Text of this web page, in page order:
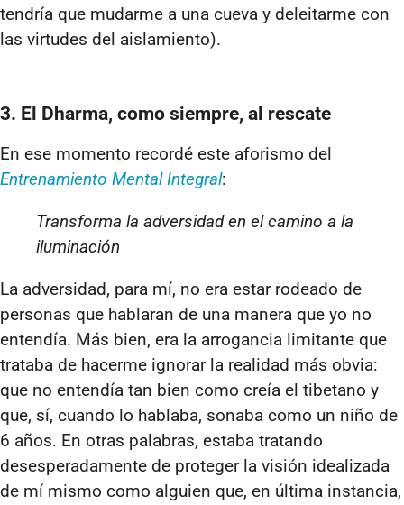
tendría que mudarme a una cueva y deleitarme con
las virtudes del aislamiento).
3. El Dharma, como siempre, al rescate
En ese momento recordé este aforismo del
Entrenamiento Mental Integral:
Transforma la adversidad en el camino a la
iluminación
La adversidad, para mí, no era estar rodeado de
personas que hablaran de una manera que yo no
entendía. Más bien, era la arrogancia limitante que
trataba de hacerme ignorar la realidad más obvia:
que no entendía tan bien como creía el tibetano y
que, sí, cuando lo hablaba, sonaba como un niño de
6 años. En otras palabras, estaba tratando
desesperadamente de proteger la visión idealizada
de mí mismo como alguien que, en última instancia,